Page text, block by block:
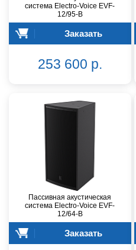
система Electro-Voice EVF-
12/95-B
Заказать
253 600 р.
Пассивная акустическая
система Electro-Voice EVF-
12/64-B
Заказать